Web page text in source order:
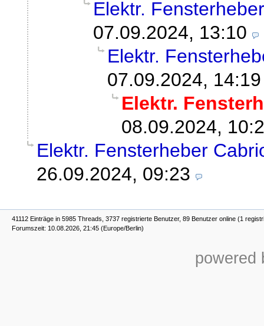
Elektr.
07.09.2024, 13:10
Elektr.
07.09.2024, 14:19
Elektr.
08.09.2024,
Elektr. Fensterheber
26.09.2024, 09:23
41112 Einträge in 5985 Threads, 3737 registrierte Benutzer, 89 Benutzer online (1
Forumszeit: 10.08.2026, 21:45 (Europe/Berlin)
powered